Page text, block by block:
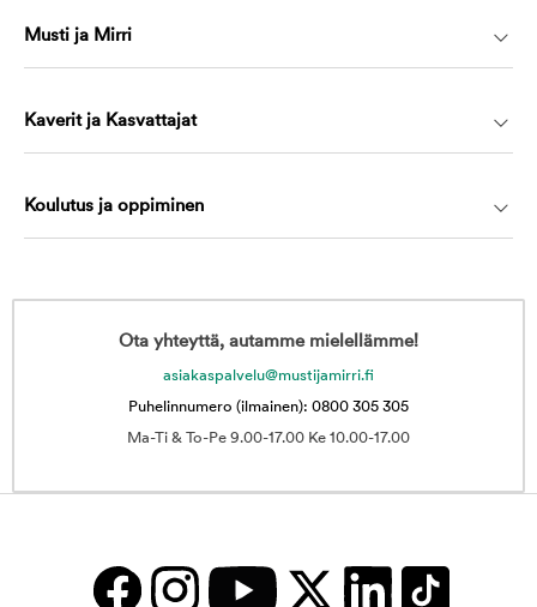
Musti ja Mirri
Kaverit ja Kasvattajat
Koulutus ja oppiminen
Ota yhteyttä, autamme mielellämme!
asiakaspalvelu@mustijamirri.fi
Puhelinnumero (ilmainen): 0800 305 305
Ma-Ti & To-Pe 9.00-17.00 Ke 10.00-17.00